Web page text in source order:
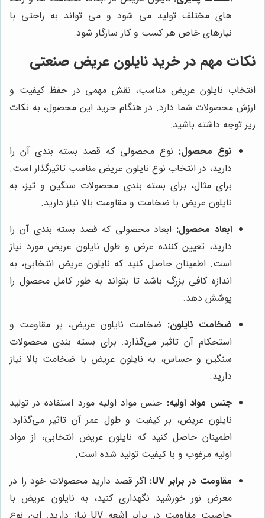
های مختلف تولید می شود و می تواند به راحتی با
نیازهای خاص هر کسب و کار سازگار شود.
نکات مهم در خرید نایلون عریض صنعتی
انتخاب نایلون عریض مناسب، نقش مهمی در حفظ کیفیت و
ارزش محصولات شما دارد. در هنگام خرید این محصول، به نکات
زیر توجه داشته باشید:
نوع محصول: نوع محصولی که قصد بسته بندی آن را
دارید، در انتخاب نوع نایلون عریض مناسب تاثیرگذار است.
برای مثال، برای بسته بندی محصولات سنگین و تیز، به
نایلون عریض با ضخامت و مقاومت بالا نیاز دارید.
ابعاد محصول: ابعاد محصولی که قصد بسته بندی آن را
دارید، تعیین کننده عرض و طول نایلون عریض مورد نیاز
است. اطمینان حاصل کنید که نایلون عریض انتخابی، به
اندازه کافی بزرگ باشد تا بتواند به طور کامل محصول را
پوشش دهد.
ضخامت نایلون: ضخامت نایلون عریض، بر مقاومت و
استحکام آن تاثیر می‌گذارد. برای بسته بندی محصولات
سنگین و حساس، به نایلون عریض با ضخامت بالا نیاز
دارید.
جنس مواد اولیه: جنس مواد اولیه مورد استفاده در تولید
نایلون عریض، بر کیفیت و طول عمر آن تاثیر می‌گذارد.
اطمینان حاصل کنید که نایلون عریض انتخابی، از مواد
اولیه مرغوب و با کیفیت تولید شده است.
مقاومت در برابر UV:
اگر قصد دارید محصولات خود را در
معرض نور خورشید نگهداری کنید، به نایلون عریض با